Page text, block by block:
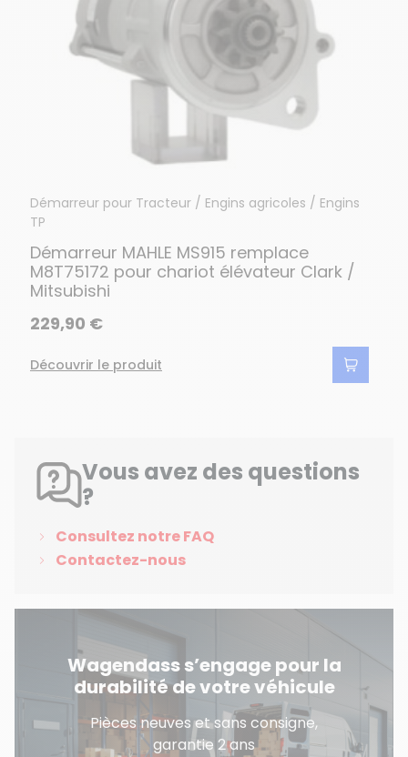
Démarreur pour Tracteur / Engins agricoles / Engins
TP
Démarreur MAHLE MS915 remplace
M8T75172 pour chariot élévateur Clark /
Mitsubishi
229,90 €
Découvrir le produit
Vous avez des questions
?
Consultez notre FAQ
Contactez-nous
Wagendass s’engage pour la
durabilité de votre véhicule
Pièces neuves et sans consigne,
garantie 2 ans